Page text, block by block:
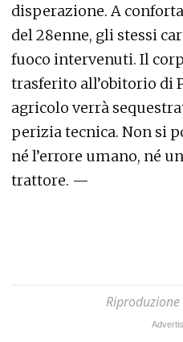
disperazione. A
del 28enne, gli stessi
fuoco intervenuti. Il
trasferito all’obitorio di
agricolo verrà
perizia tecnica. Non si
né l’errore umano, né
trattore. —